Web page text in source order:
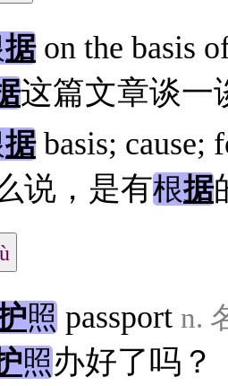
据 on the basis
这篇文章谈一
据 basis; cause;
说，是有根据
照 passport n.
照办好了吗？